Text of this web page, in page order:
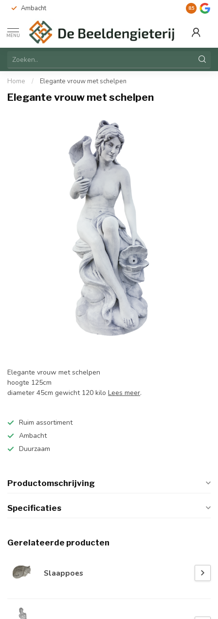
Ambacht Duurzaam
8.5
MENU
Home / Elegante vrouw met schelpen
Elegante vrouw met schelpen
Elegante vrouw met schelpen
hoogte 125cm
diameter 45cm gewicht 120 kilo Lees meer.
Ruim assortiment
Ambacht
Duurzaam
Productomschrijving
Specificaties
Gerelateerde producten
Slaappoes